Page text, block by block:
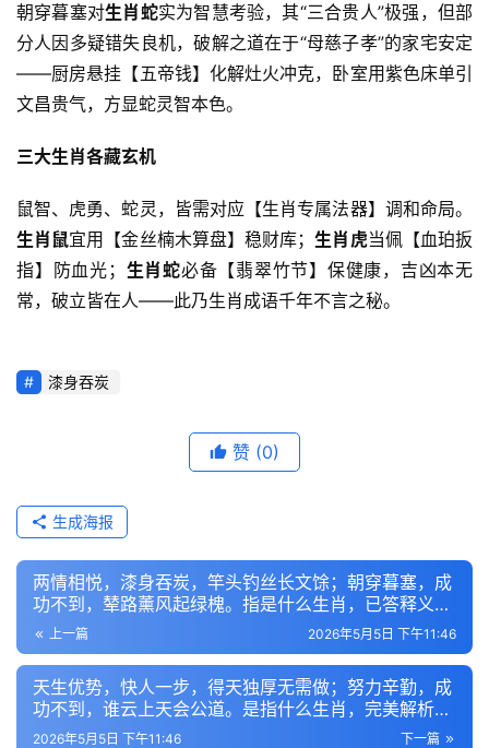
朝穿暮塞对生肖蛇实为智慧考验，其“三合贵人”极强，但部
分人因多疑错失良机，破解之道在于“母慈子孝”的家宅安定
——厨房悬挂【五帝钱】化解灶火冲克，卧室用紫色床单引
文昌贵气，方显蛇灵智本色。
三大生肖各藏玄机
鼠智、虎勇、蛇灵，皆需对应【生肖专属法器】调和命局。
生肖鼠宜用【金丝楠木算盘】稳财库；生肖虎当佩【血珀扳
指】防血光； 生肖蛇必备【翡翠竹节】保健康，吉凶本无
常，破立皆在人——此乃生肖成语千年不言之秘。
漆身吞炭
赞 (0)
生成海报
两情相悦，漆身吞炭，竿头钓丝长文馀；朝穿暮塞，成
功不到，辇路薰风起绿槐。指是什么生肖，已答释义精
选 上一篇 2026年5月5日 下午11:46
天生优势，快人一步，得天独厚无需做；努力辛勤，成
功不到，谁云上天会公道。是指什么生肖，完美解析呈
现
下一篇
2026年5月5日 下午11:46